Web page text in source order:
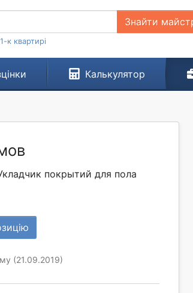
Знайти
к квартирі
Калькулятор
покрытий для пола
(21.09.2019)